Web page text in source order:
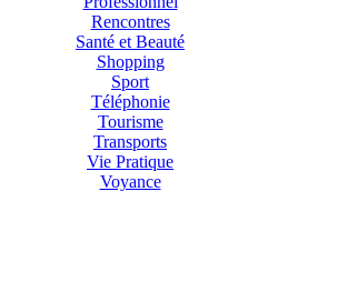
Rencontres
Santé et Beauté
Shopping
Sport
Téléphonie
Tourisme
Transports
Vie Pratique
Voyance